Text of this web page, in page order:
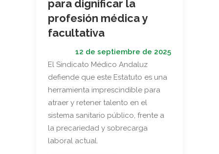
para dignificar la
profesión médica y
facultativa
12 de septiembre de 2025
El Sindicato Médico Andaluz
defiende que este Estatuto es una
herramienta imprescindible para
atraer y retener talento en el
sistema sanitario público, frente a
la precariedad y sobrecarga
laboral actual.